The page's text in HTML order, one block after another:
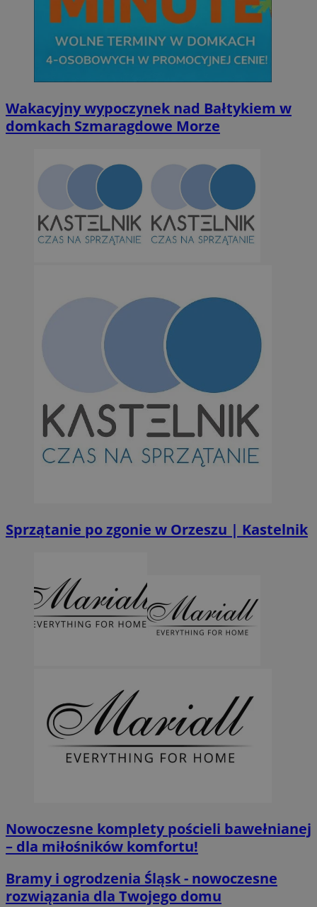
Wakacyjny wypoczynek nad Bałtykiem w
domkach Szmaragdowe Morze
Sprzątanie po zgonie w Orzeszu | Kastelnik
Nowoczesne komplety pościeli bawełnianej
– dla miłośników komfortu!
Bramy i ogrodzenia Śląsk - nowoczesne
rozwiązania dla Twojego domu